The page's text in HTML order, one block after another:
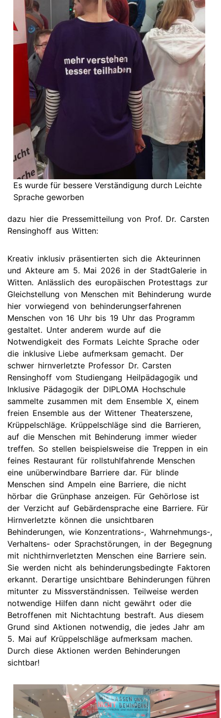
Es wurde für bessere Verständigung durch Leichte
Sprache geworben
dazu hier die Pressemitteilung von Prof. Dr. Carsten
Rensinghoff aus Witten:
Kreativ inklusiv präsentierten sich die Akteurinnen
und Akteure am 5. Mai 2026 in der StadtGalerie in
Witten. Anlässlich des europäischen Protesttags zur
Gleichstellung von Menschen mit Behinderung wurde
hier vorwiegend von behinderungserfahrenen
Menschen von 16 Uhr bis 19 Uhr das Programm
gestaltet. Unter anderem wurde auf die
Notwendigkeit des Formats Leichte Sprache oder
die inklusive Liebe aufmerksam gemacht. Der
schwer hirnverletzte Professor Dr. Carsten
Rensinghoff vom Studiengang Heilpädagogik und
Inklusive Pädagogik der DIPLOMA Hochschule
sammelte zusammen mit dem Ensemble X, einem
freien Ensemble aus der Wittener Theaterszene,
Krüppelschläge. Krüppelschläge sind die Barrieren,
auf die Menschen mit Behinderung immer wieder
treffen. So stellen beispielsweise die Treppen in ein
feines Restaurant für rollstuhlfahrende Menschen
eine unüberwindbare Barriere dar. Für blinde
Menschen sind Ampeln eine Barriere, die nicht
hörbar die Grünphase anzeigen. Für Gehörlose ist
der Verzicht auf Gebärdensprache eine Barriere. Für
Hirnverletzte können die unsichtbaren
Behinderungen, wie Konzentrations-, Wahrnehmungs-,
Verhaltens- oder Sprachstörungen, in der Begegnung
mit nichthirnverletzten Menschen eine Barriere sein.
Sie werden nicht als behinderungsbedingte Faktoren
erkannt. Derartige unsichtbare Behinderungen führen
mitunter zu Missverständnissen. Teilweise werden
notwendige Hilfen dann nicht gewährt oder die
Betroffenen mit Nichtachtung bestraft. Aus diesem
Grund sind Aktionen notwendig, die jedes Jahr am
5. Mai auf Krüppelschläge aufmerksam machen.
Durch diese Aktionen werden Behinderungen
sichtbar!